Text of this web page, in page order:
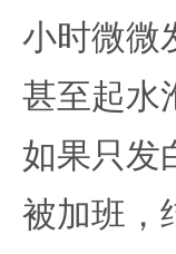
小时微微
甚至起水
如果只发
被加班，